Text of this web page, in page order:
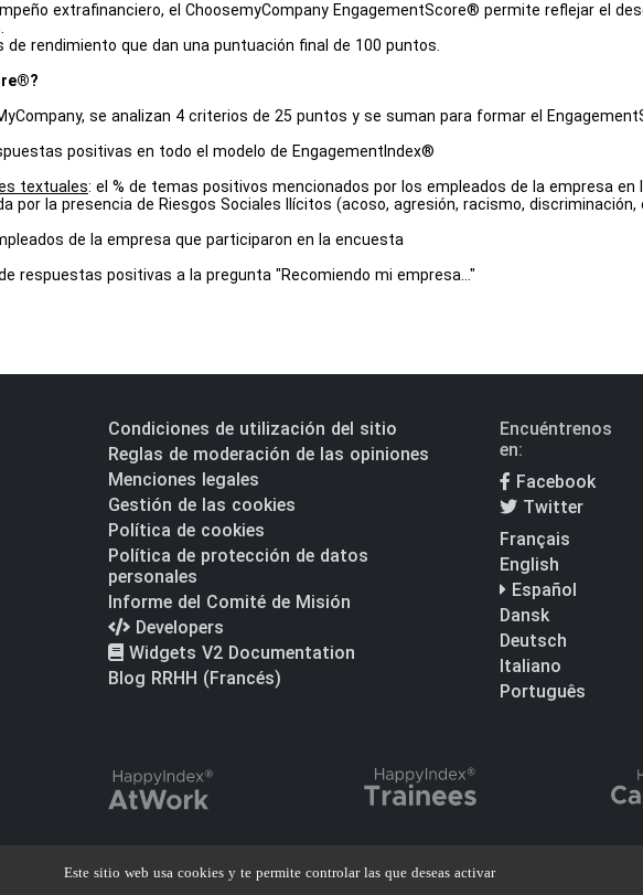
extrafinanciero, el ChoosemyCompany EngagementScore® permite reflejar el
rendimiento que dan una puntuación final de 100 puntos.
se analizan 4 criterios de 25 puntos y se suman para formar el
positivas en todo el modelo de EngagementIndex®
textuales: el % de temas positivos mencionados por los empleados de la empresa en
por la presencia de Riesgos Sociales Ilícitos (acoso, agresión, racismo, discriminación,
de la empresa que participaron en la encuesta
respuestas positivas a la pregunta "Recomiendo mi empresa..."
Condiciones de utilización del sitio
Reglas de moderación de las opiniones
Menciones legales
Gestión de las cookies
Política de cookies
Política de protección de datos
personales
Informe del Comité de Misión
Developers
Widgets V2 Documentation
Blog RRHH (Francés)
Encuéntrenos
en:
Facebook
Twitter
Français
English
Español
Dansk
Deutsch
Italiano
Português
Este sitio web usa cookies y te permite controlar las que deseas activar